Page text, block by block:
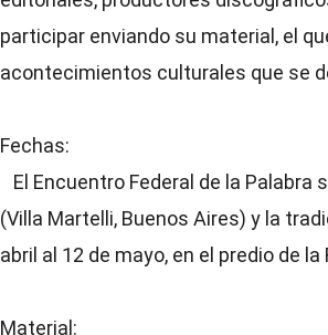
participar enviando su material, el
acontecimientos culturales que se
Fechas:
El Encuentro Federal de la Palabra
(Villa Martelli, Buenos Aires) y la
abril al 12 de mayo, en el predio de la
Material: